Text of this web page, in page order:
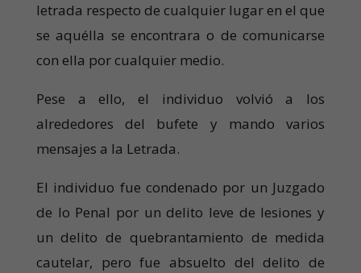
letrada respecto de cualquier lugar en el que
se aquélla se encontrara o de comunicarse
con ella por cualquier medio.
Pese a ello, el individuo volvió a los
alrededores del bufete y mando varios
mensajes a la Letrada.
El individuo fue condenado por un Juzgado
de lo Penal por un delito leve de lesiones y
un delito de quebrantamiento de medida
cautelar, pero fue absuelto del delito de